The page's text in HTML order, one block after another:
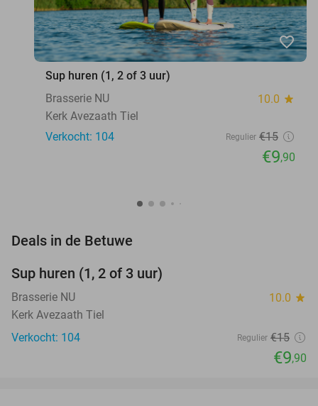
favorite_border
Sup huren (1, 2 of 3 uur)
Brasserie NU
10.0 star
Kerk Avezaath Tiel
Verkocht: 104
Regulier €15
€9,90
Deals in de Betuwe
Sup huren (1, 2 of 3 uur)
Brasserie NU 10.0 star
Kerk Avezaath Tiel
Verkocht: 104
Regulier €15
€9,90